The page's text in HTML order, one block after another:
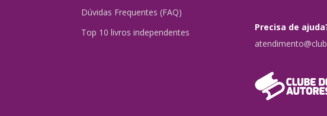
Dúvidas Frequentes (FAQ)
Top 10 livros independentes
Precisa de